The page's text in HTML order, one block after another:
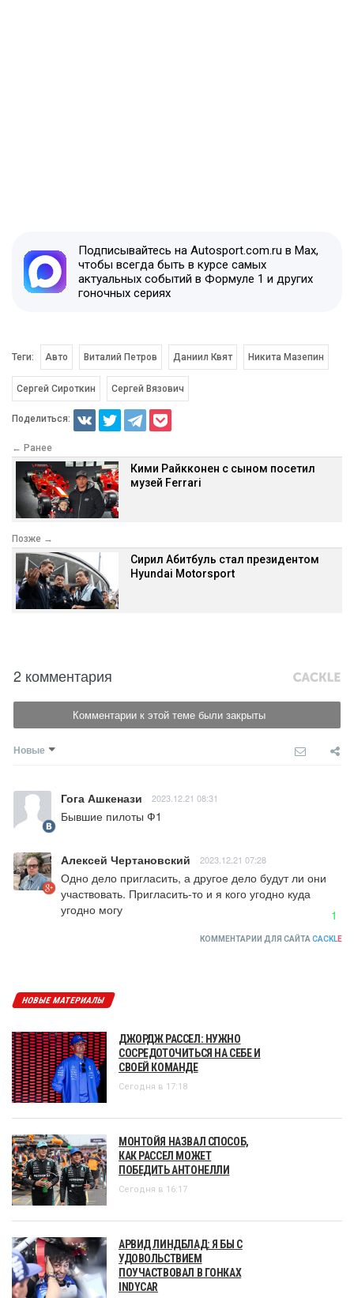
Подписывайтесь на Autosport.com.ru в Max,
чтобы всегда быть в курсе самых
актуальных событий в Формуле 1 и других
гоночных сериях
Теги: Авто Виталий Петров Даниил Квят Никита Мазепин
Сергей Сироткин Сергей Вязович
Поделиться:
← Ранее
Кими Райкконен с сыном посетил
музей Ferrari
Позже →
Сирил Абитбуль стал президентом
Hyundai Motorsport
2 комментария
Комментарии к этой теме были закрыты
Новые
Гога Ашкенази 2023.12.21 08:31
Бывшие пилоты Ф1
Алексей Чертановский 2023.12.21 07:28
Одно дело пригласить, а другое дело будут ли они
участвовать. Пригласить-то и я кого угодно куда
угодно могу
1
КОММЕНТАРИИ ДЛЯ САЙТА CACKLE
НОВЫЕ МАТЕРИАЛЫ
ДЖОРДЖ РАССЕЛ: НУЖНО
СОСРЕДОТОЧИТЬСЯ НА СЕБЕ И
СВОЕЙ КОМАНДЕ
Сегодня в 17:18
МОНТОЙЯ НАЗВАЛ СПОСОБ,
КАК РАССЕЛ МОЖЕТ
ПОБЕДИТЬ АНТОНЕЛЛИ
Сегодня в 16:17
АРВИД ЛИНДБЛАД: Я БЫ С
УДОВОЛЬСТВИЕМ
ПОУЧАСТВОВАЛ В ГОНКАХ
INDYCAR